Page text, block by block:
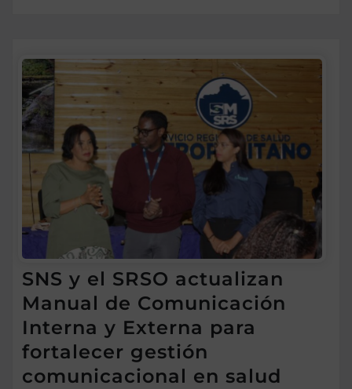
SNS y el SRSO actualizan
Manual de Comunicación
Interna y Externa para
fortalecer gestión
comunicacional en salud